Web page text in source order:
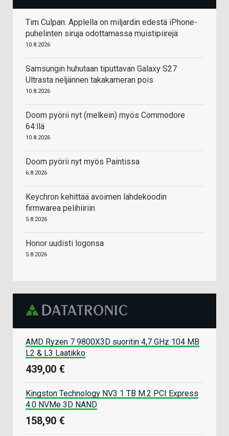
Tim Culpan: Applella on miljardin edestä iPhone-
puhelinten siruja odottamassa muistipiirejä
10.8.2026
Samsungin huhutaan tiputtavan Galaxy S27
Ultrasta neljännen takakameran pois
10.8.2026
Doom pyörii nyt (melkein) myös Commodore
64:llä
10.8.2026
Doom pyörii nyt myös Paintissa
6.8.2026
Keychron kehittää avoimen lähdekoodin
firmwarea pelihiiriin
5.8.2026
Honor uudisti logonsa
5.8.2026
AMD Ryzen 7 9800X3D suoritin 4,7 GHz 104 MB
L2 & L3 Laatikko
439,00 €
Kingston Technology NV3 1 TB M.2 PCI Express
4.0 NVMe 3D NAND
158,90 €